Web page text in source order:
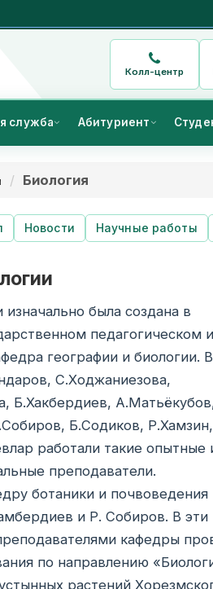
Колл-центр
служба Абитуриент
Биология
Новости Научные работы
была создана в
педагогическом
географии и биологии.
С.Ходжаниезова,
Б.Хакбердиев,
Б.Содиков, Р.Хамзин,
работали такие опытные
преподаватели.
ботаники и почвоведения
и Р. Собиров. В эти
кафедры
по направлению
растений